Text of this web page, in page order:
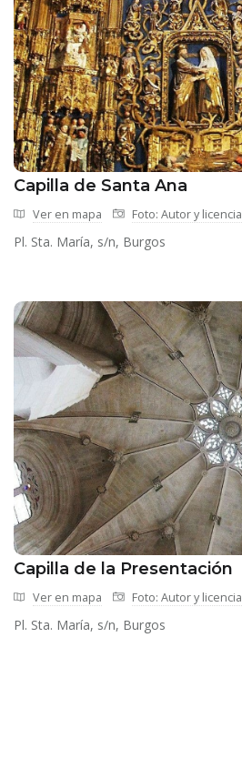
Capilla de Santa Ana
Ver en mapa Foto: Autor y licencia
Pl. Sta. María, s/n, Burgos
Capilla de la Presentación
Ver en mapa Foto: Autor y licencia
Pl. Sta. María, s/n, Burgos